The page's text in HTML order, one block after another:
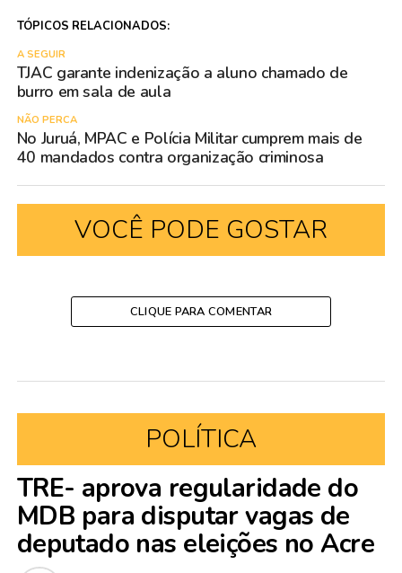
TÓPICOS RELACIONADOS:
A SEGUIR
TJAC garante indenização a aluno chamado de
burro em sala de aula
NÃO PERCA
No Juruá, MPAC e Polícia Militar cumprem mais de
40 mandados contra organização criminosa
VOCÊ PODE GOSTAR
CLIQUE PARA COMENTAR
POLÍTICA
TRE- aprova regularidade do
MDB para disputar vagas de
deputado nas eleições no Acre